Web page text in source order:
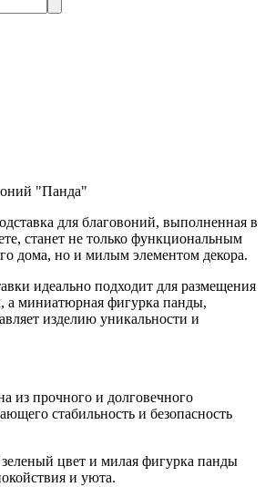
"Панда"
для благовоний, выполненная в
станет не только функциональным
дома, но и милым элементом декора.
идеально подходит для размещения
а миниатюрная фигурка панды,
изделию уникальности и
из прочного и долговечного
стабильность и безопасность
цвет и милая фигурка панды
и уюта.